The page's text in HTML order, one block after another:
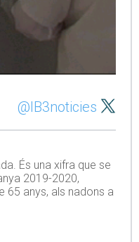
@IB3noticies
És una xifra que se
2019-2020,
65 anys, als nadons a